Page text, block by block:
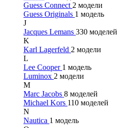
Guess Connect 2 модели
Guess Originals 1 модель
J
Jacques Lemans 330 моделей
K
Karl Lagerfeld 2 модели
L
Lee Cooper 1 модель
Luminox 2 модели
M
Marc Jacobs 8 моделей
Michael Kors 110 моделей
N
Nautica 1 модель